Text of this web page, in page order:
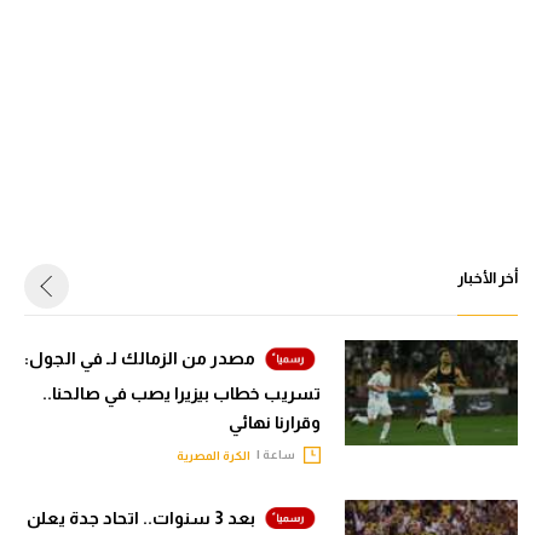
أخر الأخبار
مصدر من الزمالك لـ في الجول:
تسريب خطاب بيزيرا يصب في صالحنا..
وقرارنا نهائي
ساعة | الكرة المصرية
بعد 3 سنوات.. اتحاد جدة يعلن